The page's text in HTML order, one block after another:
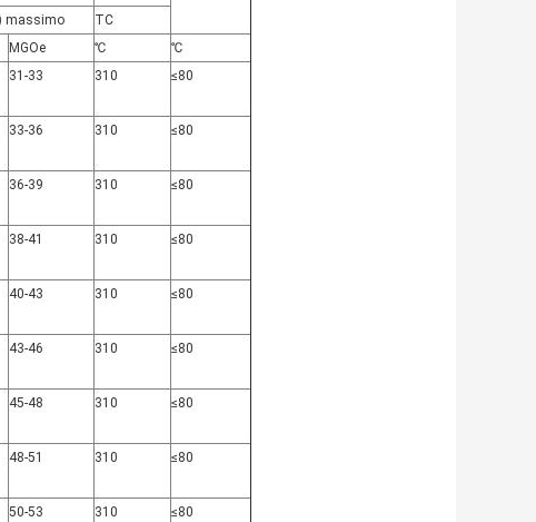
TC
MGOe ℃
℃
31-33 310 ≤80
33-36 310 ≤80
36-39 310 ≤80
38-41 310 ≤80
40-43 310 ≤80
43-46 310 ≤80
45-48 310 ≤80
48-51 310 ≤80
50-53 310 ≤80